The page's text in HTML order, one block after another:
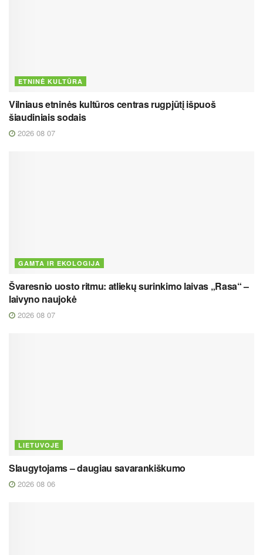
ETNINĖ KULTŪRA
Vilniaus etninės kultūros centras rugpjūtį išpuoš
šiaudiniais sodais
2026 08 07
GAMTA IR EKOLOGIJA
Švaresnio uosto ritmu: atliekų surinkimo laivas „Rasa“ –
laivyno naujokė
2026 08 07
LIETUVOJE
Slaugytojams – daugiau savarankiškumo
2026 08 06